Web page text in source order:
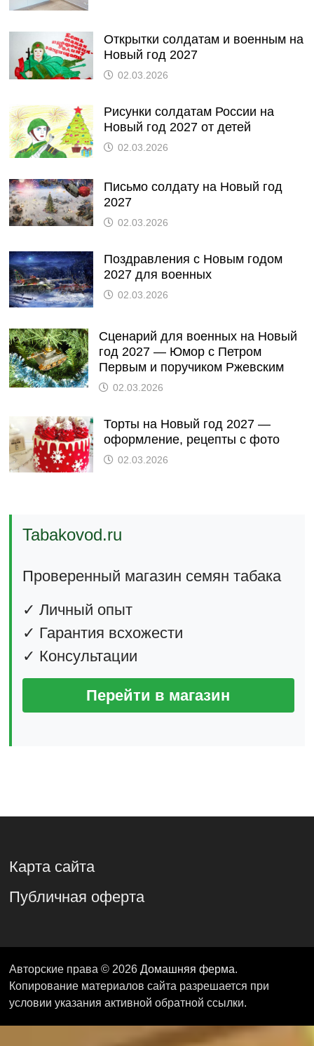
Открытки солдатам и военным на
Новый год 2027
02.03.2026
Рисунки солдатам России на
Новый год 2027 от детей
02.03.2026
Письмо солдату на Новый год
2027
02.03.2026
Поздравления с Новым годом
2027 для военных
02.03.2026
Сценарий для военных на Новый
год 2027 — Юмор с Петром
Первым и поручиком Ржевским
02.03.2026
Торты на Новый год 2027 —
оформление, рецепты с фото
02.03.2026
Tabakovod.ru
Проверенный магазин семян табака
✓ Личный опыт
✓ Гарантия всхожести
✓ Консультации
Перейти в магазин
Карта сайта
Публичная оферта
Авторские права © 2026 Домашняя ферма.
Копирование материалов сайта разрешается при
условии указания активной обратной ссылки.